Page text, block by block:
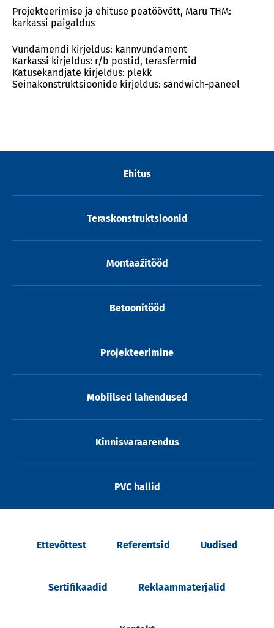
Projekteerimise ja ehituse peatöövõtt, Maru THM:
karkassi paigaldus
Vundamendi kirjeldus: kannvundament
Karkassi kirjeldus: r/b postid, terasfermid
Katusekandjate kirjeldus: plekk
Seinakonstruktsioonide kirjeldus: sandwich-paneel
Ehitus
Teraskonstruktsioonid
Montaažitööd
Betoonitööd
Projekteerimine
Mobiilsed lahendused
Kinnisvaraarendus
PVC hallid
Ettevõttest Referentsid Uudised
Sertifikaadid Reklaammaterjalid